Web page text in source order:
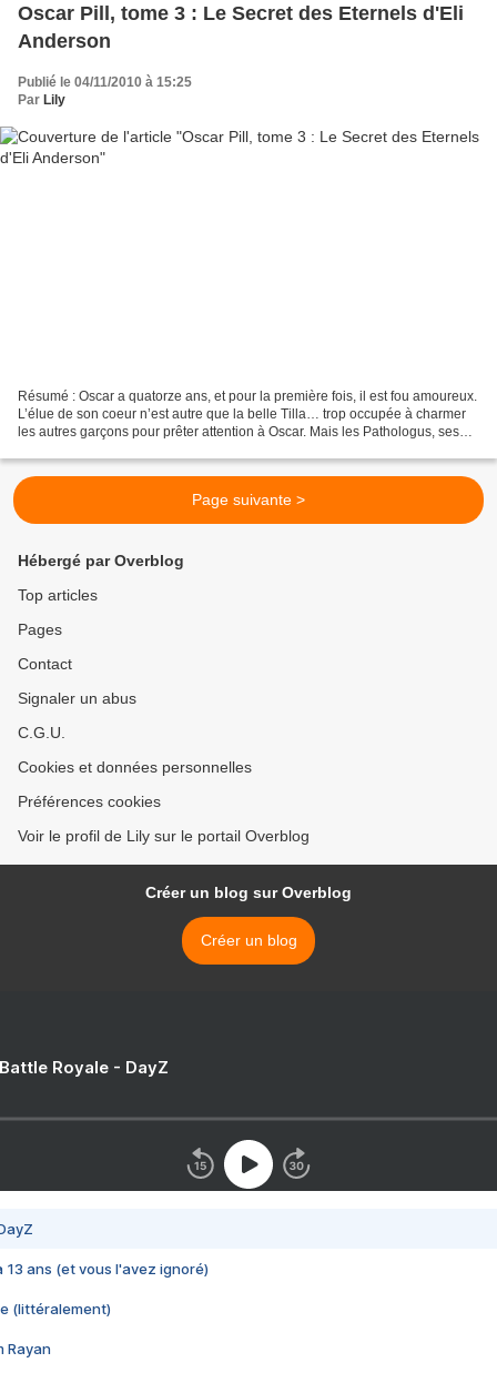
Oscar Pill, tome 3 : Le Secret des Eternels d'Eli
Anderson
Publié le 04/11/2010 à 15:25
Par Lily
Résumé : Oscar a quatorze ans, et pour la première fois, il est fou amoureux.
L’élue de son coeur n’est autre que la belle Tilla… trop occupée à charmer
les autres garçons pour prêter attention à Oscar. Mais les Pathologus, ses
Page suivante >
Hébergé par Overblog
Top articles
Pages
Contact
Signaler un abus
C.G.U.
Cookies et données personnelles
Préférences cookies
Voir le profil de Lily sur le portail Overblog
Créer un blog sur Overblog
Créer un blog
Royale - DayZ
13 ans (et vous l'avez ignoré)
(littéralement)
Rayan